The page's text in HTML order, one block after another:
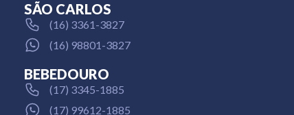
SÃO CARLOS
(16) 3361-3827
(16) 98801-3827
BEBEDOURO
(17) 3345-1885
(17) 99612-1885